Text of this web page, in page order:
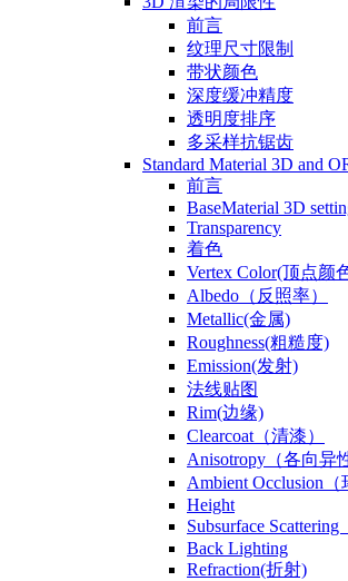
前言
纹理尺寸限制
带状颜色
深度缓冲精度
透明度排序
多采样抗锯齿
Standard Material 3D and
前言
BaseMaterial 3D
Transparency
着色
Vertex Color(顶点颜
Albedo（反照率）
Metallic(金属)
Roughness(粗糙度)
Emission(发射)
法线贴图
Rim(边缘)
Clearcoat（清漆）
Anisotropy（各向异
Ambient Occlusion（
Height
Subsurface
Back Lighting
Refraction(折射)